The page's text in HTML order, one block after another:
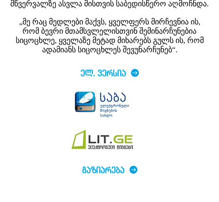
მწვერვალზე ასვლა მისთვის საბედისწერო აღმოჩნდა.
„მე რაც მედლები მაქვს, ყველფერს მირჩევნია ის,
რომ ბევრი მთამსვლელისთვინ შემინარჩუნებია
სიცოცხლე, ყველაზე მეტად მიხარებს გულს ის, რომ
ადამიანს სიცოცხლეს შევუნარჩუნებ“.
ᲔᲚ. ᲕᲔᲠᲡᲘᲐ
ᲒᲐᲖᲘᲐᲠᲔᲑᲐ